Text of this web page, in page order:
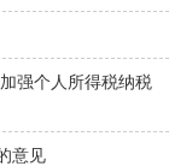
强个人所得税纳税
意见